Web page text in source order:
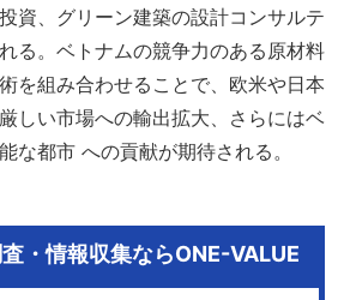
資、グリーン建築の設計コンサルテ
る。ベトナムの競争力のある原材料
を組み合わせることで、欧米や日本
しい市場への輸出拡大、さらにはベ
な都市 への貢献が期待される。
・情報収集ならONE-VALUE